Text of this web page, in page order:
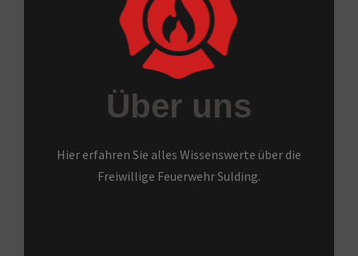
Über uns
Hier erfahren Sie alles Wissenswerte über die
Freiwillige Feuerwehr Sulding.